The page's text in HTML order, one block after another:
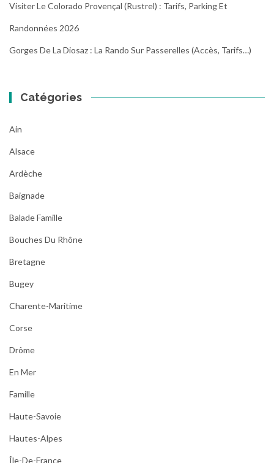
Visiter Le Colorado Provençal (Rustrel) : Tarifs, Parking Et
Randonnées 2026
Gorges De La Diosaz : La Rando Sur Passerelles (Accès, Tarifs…)
Catégories
Ain
Alsace
Ardèche
Baignade
Balade Famille
Bouches Du Rhône
Bretagne
Bugey
Charente-Maritime
Corse
Drôme
En Mer
Famille
Haute-Savoie
Hautes-Alpes
Île-De-France